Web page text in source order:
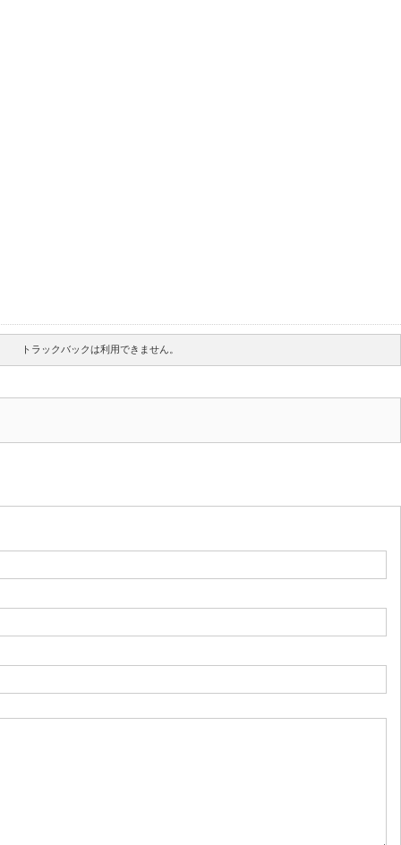
トラックバックは利用できません。